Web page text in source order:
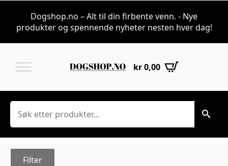
Led til
Dogshop.no – Alt til din firbente venn. - Nye
produkter og spennende nyheter nesten hver dag!
kr0,00
Søk
Filter